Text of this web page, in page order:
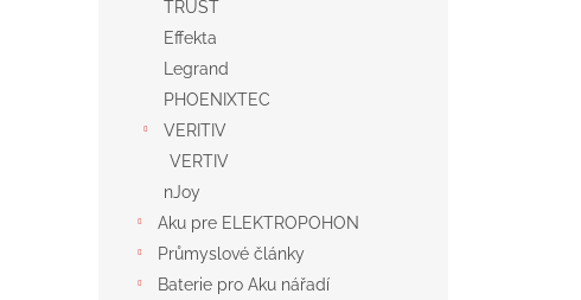
TRUST
Effekta
Legrand
PHOENIXTEC
VERITIV
VERTIV
nJoy
Aku pre ELEKTROPOHON
Průmyslové články
Baterie pro Aku nářadí